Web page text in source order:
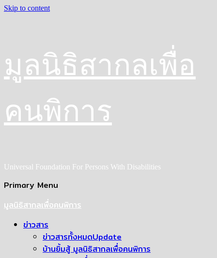
Skip to content
มูลนิธิสากลเพื่อ
คนพิการ
Universal Foundation For Persons With Disabilities
Primary Menu
มูลนิธิสากลเพื่อคนพิการ
ข่าวสาร
ข่าวสารทั้งหมดUpdate
บ้านยิ้มสู้ มูลนิธิสากลเพื่อคนพิการ